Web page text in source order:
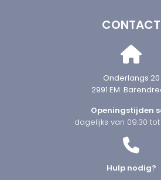
CONTACT
Onderlangs 20
2991 EM
Openingstijden
dagelijks van 09:30
Hulp nodig?